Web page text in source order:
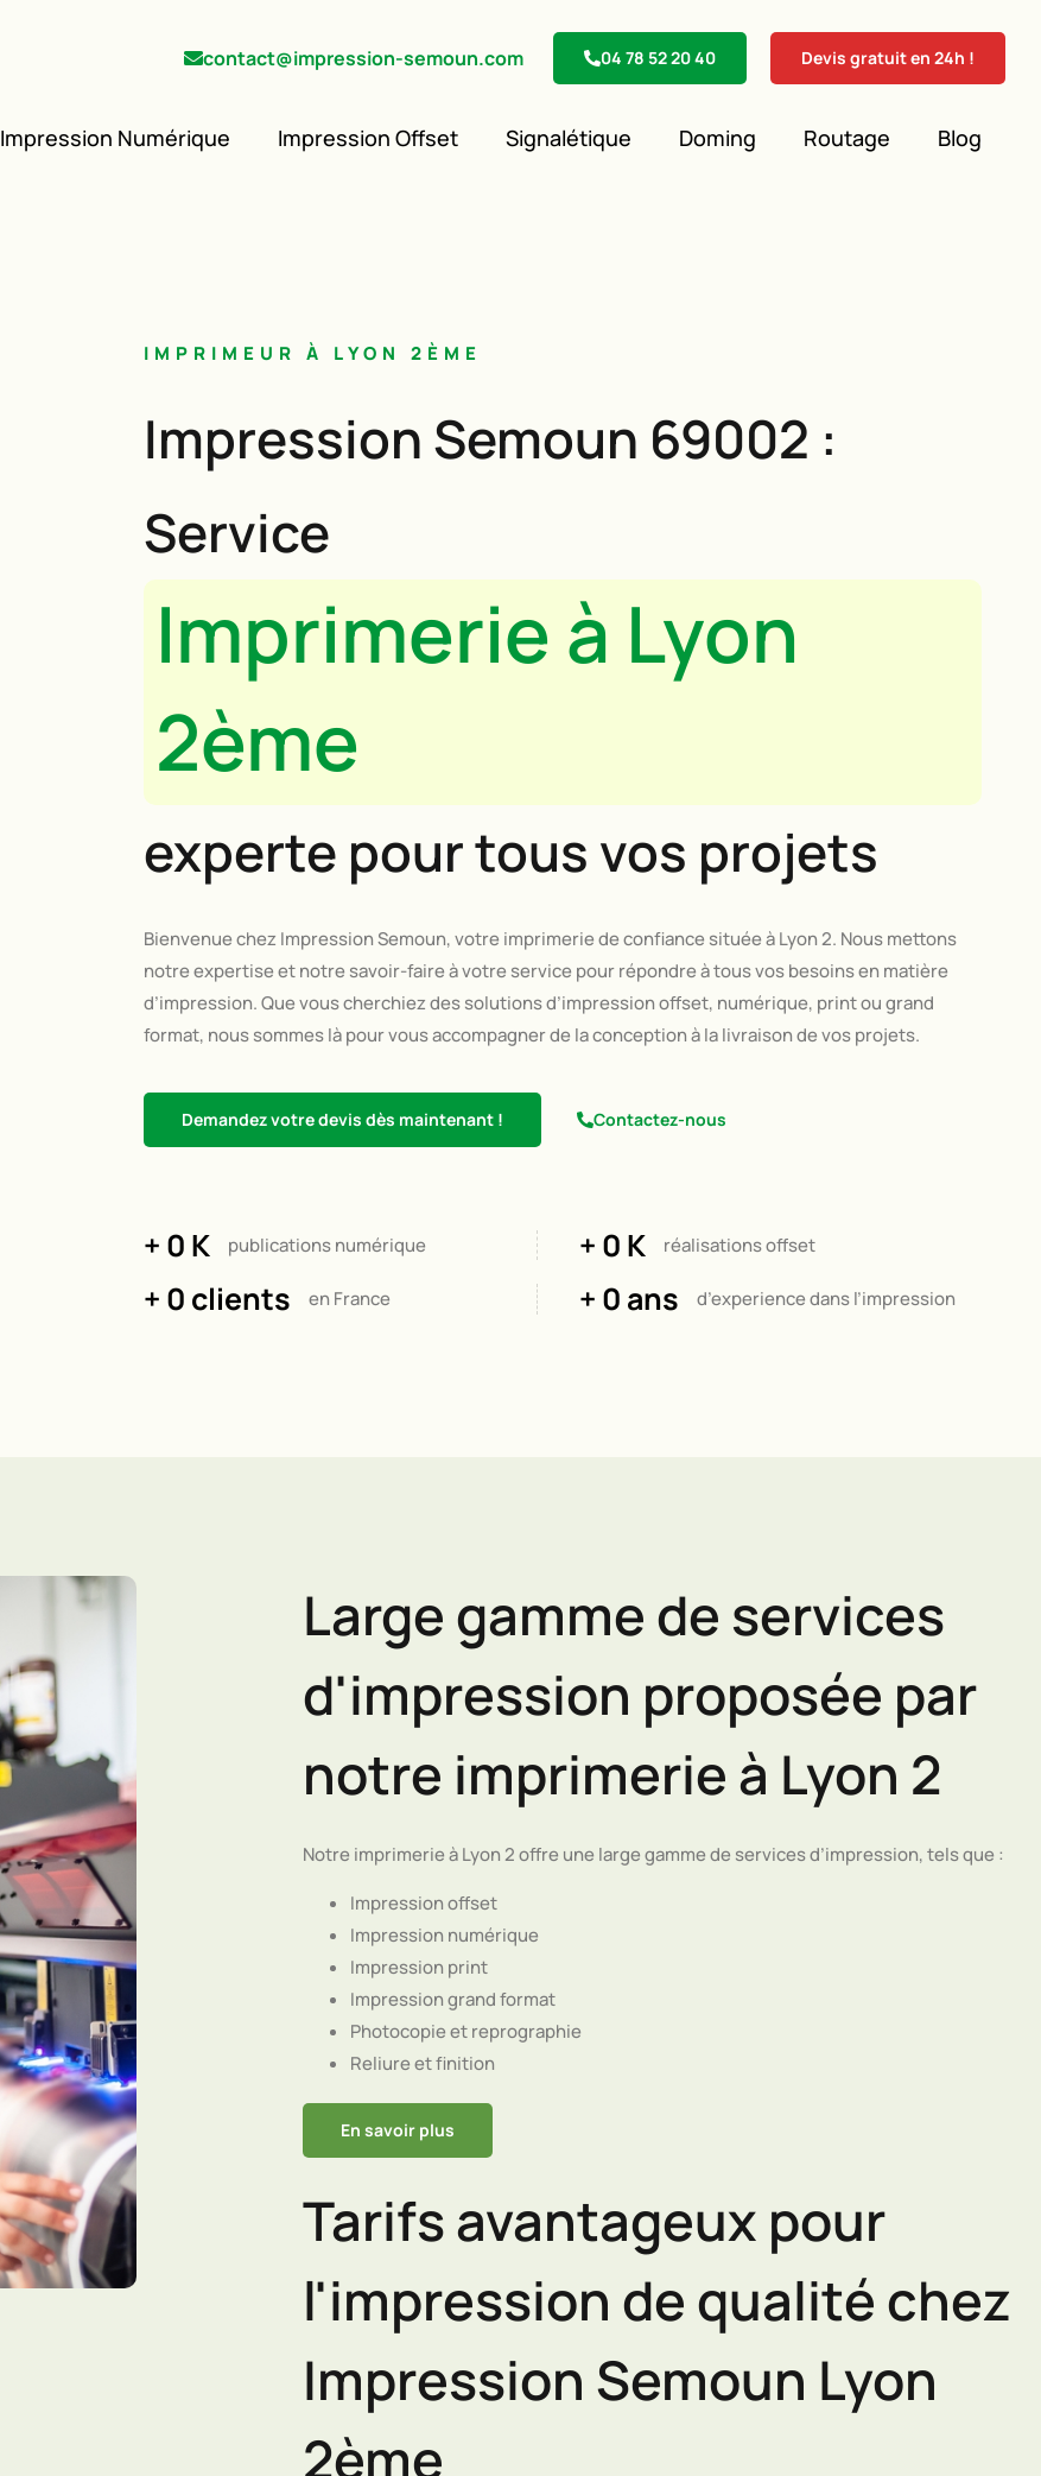
contact@impression-semoun.com 04 78 52 20 40 Devis gratuit en 24h !
Impression Numérique Impression Offset Signalétique Doming Routage Blog
IMPRIMEUR À LYON 2ÈME
Impression Semoun 69002 :
Service
Imprimerie à Lyon
2ème
experte pour tous vos projets
Bienvenue chez Impression Semoun, votre imprimerie de confiance située à Lyon 2. Nous mettons
notre expertise et notre savoir-faire à votre service pour répondre à tous vos besoins en matière
d’impression. Que vous cherchiez des solutions d’impression offset, numérique, print ou grand
format, nous sommes là pour vous accompagner de la conception à la livraison de vos projets.
Demandez votre devis dès maintenant ! Contactez-nous
+ 0 K publications numérique + 0 K réalisations offset
+ 0 clients en France + 0 ans d’experience dans l’impression
Large gamme de services
d'impression proposée par
notre imprimerie à Lyon 2
Notre imprimerie à Lyon 2 offre une large gamme de services d’impression, tels que :
Impression offset
Impression numérique
Impression print
Impression grand format
Photocopie et reprographie
Reliure et finition
En savoir plus
Tarifs avantageux pour
l'impression de qualité chez
Impression Semoun Lyon
2ème